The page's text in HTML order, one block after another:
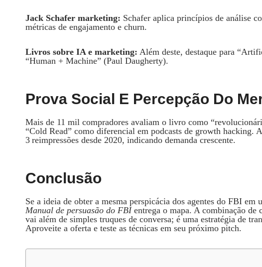
Jack Schafer marketing: Schafer aplica princípios de análise
métricas de engajamento e churn.
Livros sobre IA e marketing: Além deste, destaque para
“Human + Machine” (Paul Daugherty).
Prova Social E Percepção Do
Mais de 11 mil compradores avaliam o livro como
“Cold Read” como diferencial em podcasts de growth hacking.
3 reimpressões desde 2020, indicando demanda crescente.
Conclusão
Se a ideia de obter a mesma perspicácia dos agentes do FBI em
Manual de persuasão do FBIentrega o mapa. A combinação de
vai além de simples truques de conversa; é uma estratégia de
Aproveite a oferta e teste as técnicas em seu próximo pitch.